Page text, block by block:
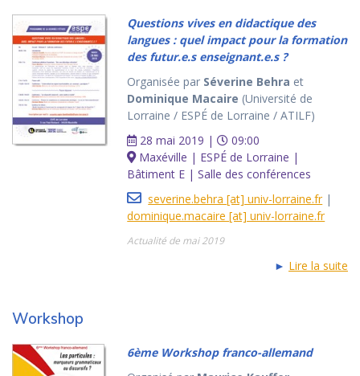
Questions vives en didactique des
langues : quel impact pour la formation
des futur.e.s enseignant.e.s ?
Organisée par Séverine Behra et
Dominique Macaire (Université de
Lorraine / ESPÉ de Lorraine / ATILF)
28 mai 2019 |
09:00
Maxéville | ESPÉ de Lorraine |
Bâtiment E | Salle des conférences
severine.behra [at] univ-lorraine.fr|
dominique.macaire [at] univ-lorraine.fr
Actualité de mai 2019
► Lire la suite
Workshop
6ème Workshop franco-allemand